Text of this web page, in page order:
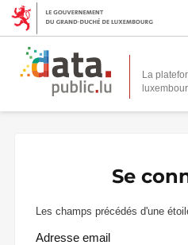
La
Se
Les champs précédés d'une
Adresse email